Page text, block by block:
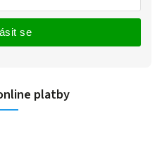
se
platby